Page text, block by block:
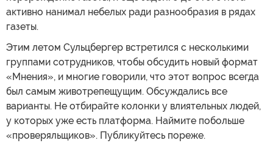
активно нанимал небелых ради разнообразия в рядах
газеты.
Этим летом Сульцбергер встретился с несколькими
группами сотрудников, чтобы обсудить новый формат
«Мнения», и многие говорили, что этот вопрос всегда
был самым животрепещущим. Обсуждались все
варианты. Не отбирайте колонки у влиятельных людей,
у которых уже есть платформа. Наймите побольше
«проверяльщиков». Публикуйтесь пореже.